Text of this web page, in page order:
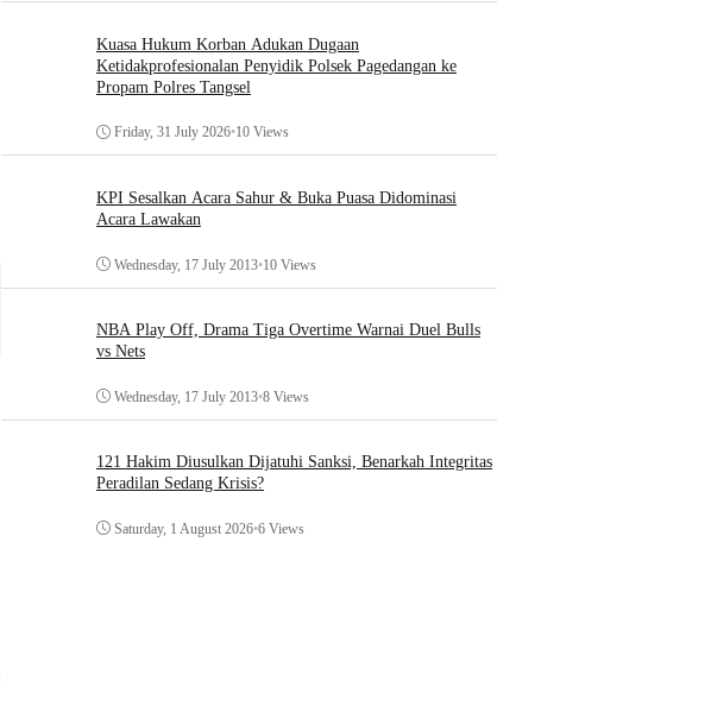
Kuasa Hukum Korban Adukan Dugaan
Ketidakprofesionalan Penyidik Polsek Pagedangan ke
Propam Polres Tangsel
Friday, 31 July 2026•10 Views
KPI Sesalkan Acara Sahur & Buka Puasa Didominasi
Acara Lawakan
Wednesday, 17 July 2013•10 Views
NBA Play Off, Drama Tiga Overtime Warnai Duel Bulls
vs Nets
Wednesday, 17 July 2013•8 Views
121 Hakim Diusulkan Dijatuhi Sanksi, Benarkah Integritas
Peradilan Sedang Krisis?
Saturday, 1 August 2026•6 Views